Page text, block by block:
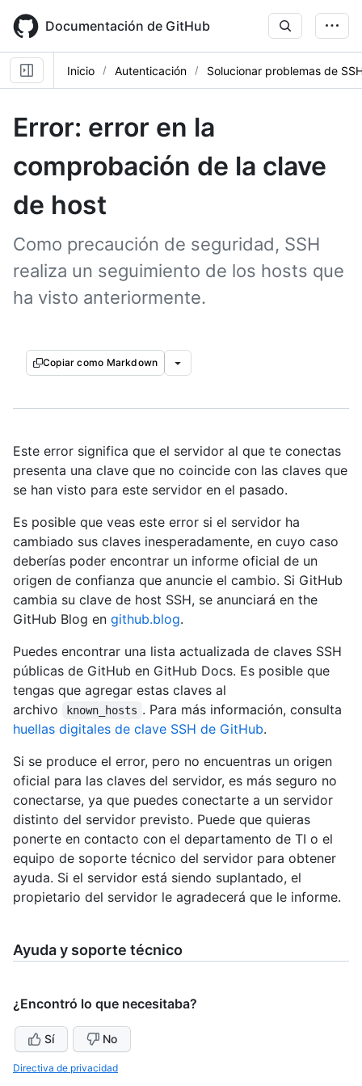
main
content
Documentación de GitHub
Inicio Autenticación Solucionar problemas de
Error: error en la
comprobación de la clave
de host
Como precaución de seguridad, SSH
realiza un seguimiento de los hosts que
ha visto anteriormente.
Copiar como Markdown
Este error significa que el servidor al que te conectas
presenta una clave que no coincide con las claves que
se han visto para este servidor en el pasado.
Es posible que veas este error si el servidor ha
cambiado sus claves inesperadamente, en cuyo caso
deberías poder encontrar un informe oficial de un
origen de confianza que anuncie el cambio. Si GitHub
cambia su clave de host SSH, se anunciará en the
GitHub Blog en github.blog.
Puedes encontrar una lista actualizada de claves SSH
públicas de GitHub en GitHub Docs. Es posible que
tengas que agregar estas claves al
archivo
known_hosts . Para más información, consulta
huellas digitales de clave SSH de GitHub.
Si se produce el error, pero no encuentras un origen
oficial para las claves del servidor, es más seguro no
conectarse, ya que puedes conectarte a un servidor
distinto del servidor previsto. Puede que quieras
ponerte en contacto con el departamento de TI o el
equipo de soporte técnico del servidor para obtener
ayuda. Si el servidor está siendo suplantado, el
propietario del servidor le agradecerá que le informe.
Ayuda y soporte técnico
¿Encontró lo que necesitaba?
Sí No
Directiva de privacidad